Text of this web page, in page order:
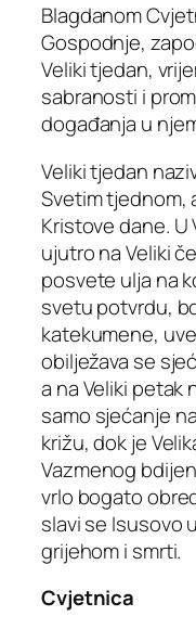
Blagdanom
Gospodnje,
Veliki tjedan,
sabranosti i
događanja u
Veliki tjedan
Svetim tjednom,
Kristove dane.
ujutro na Veliki
posvete ulja na
svetu potvrdu,
katekumene,
obilježava se
a na Veliki petak
samo sjećanje
križu, dok je
Vazmenog
vrlo bogato
slavi se Isusovo
grijehom i smrti.
Cvjetnica